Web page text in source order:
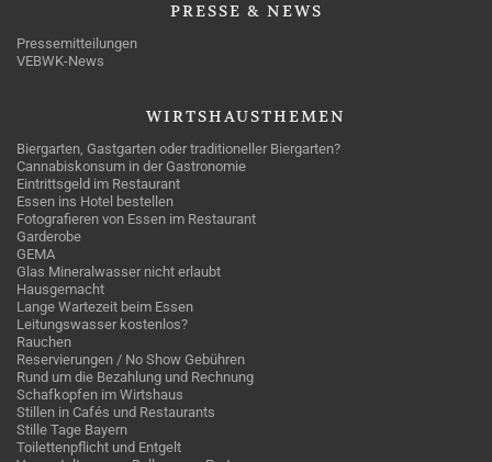
PRESSE & NEWS
Pressemitteilungen
VEBWK-News
WIRTSHAUSTHEMEN
Biergarten, Gastgarten oder traditioneller Biergarten?
Cannabiskonsum in der Gastronomie
Eintrittsgeld im Restaurant
Essen ins Hotel bestellen
Fotografieren von Essen im Restaurant
Garderobe
GEMA
Glas Mineralwasser nicht erlaubt
Hausgemacht
Lange Wartezeit beim Essen
Leitungswasser kostenlos?
Rauchen
Reservierungen / No Show Gebühren
Rund um die Bezahlung und Rechnung
Schafkopfen im Wirtshaus
Stillen in Cafés und Restaurants
Stille Tage Bayern
Toilettenpflicht und Entgelt